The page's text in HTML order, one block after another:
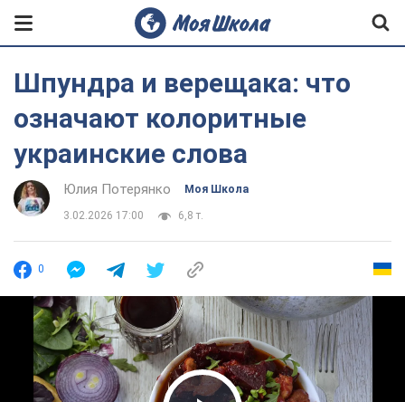
Шпундра и верещака: что
означают колоритные
украинские слова
Юлия Потерянко Моя Школа
3.02.2026 17:00 6,8 т.
0